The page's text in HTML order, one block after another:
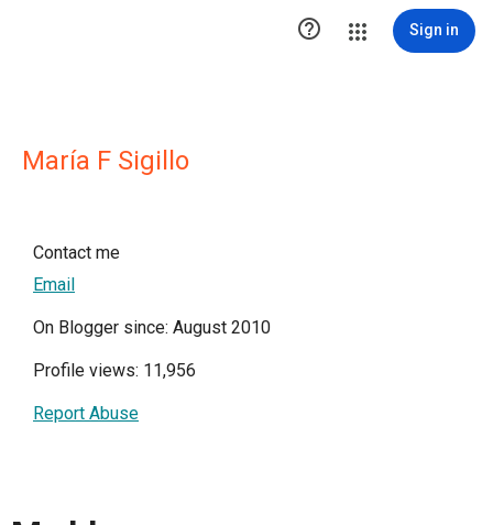
 Sign in
María F Sigillo
Contact me
Email
On Blogger since: August 2010
Profile views: 11,956
Report Abuse